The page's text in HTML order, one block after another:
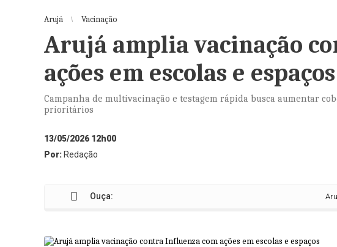
Arujá Vacinação
Arujá amplia vacinação
ações em escolas e
Campanha de multivacinação e testagem rápida busca aumentar
prioritários
13/05/2026 12h00
Por: Redação
Ouça: Arujá